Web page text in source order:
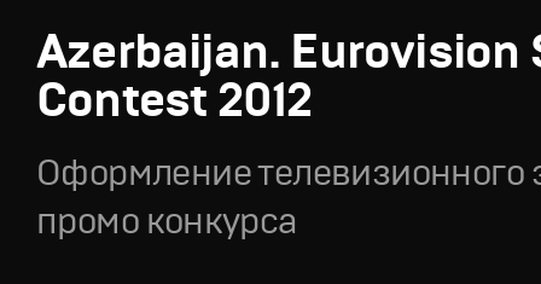
Azerbaijan. Eurovision
Contest 2012
Оформление телевизионного
промо конкурса